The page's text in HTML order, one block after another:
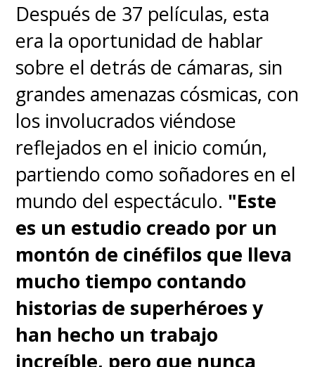
Holmo elBishopdeLance
Henriksen, el Kirsh de Olyphant
corre solo y se diferencia de sus
antecesores no solo por haberse
blanqueado el cabello.Ellos
solo lo inspiraron, pues "soy
un gran admirador de esos
caballeros y de su trabajo. He
visto esa actuación de Ian
Holm sabe Dios cuántas
veces. Es tan hermosa y sutil
Después de 37 películas, esta
era la oportunidad de hablar
sobre el detrás de cámaras, sin
grandes amenazas cósmicas, con
los involucrados viéndose
reflejados en el inicio común,
partiendo como soñadores en el
mundo del espectáculo. "Este
es un estudio creado por un
montón de cinéfilos que lleva
mucho tiempo contando
historias de superhéroes y
han hecho un trabajo
increíble, pero que nunca